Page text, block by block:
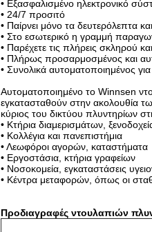
• Εξασφαλισμένο ηλεκτρονικό
• 24/7 προσιτό
• Παίρνει μόνο τα δευτερόλεπτα
• Στο εσωτερικό η γραμμή
• Παρέχετε τις πλήρεις σκληρού
• Πλήρως προσαρμοσμένος και
• Συνολικά αυτοματοποιημένος
Αυτοματοποιημένο το Winnsen
εγκατασταθούν στην ακολουθία
κύριος του δικτύου πλυντηρίων
• Κτήρια διαμερισμάτων,
• Κολλέγια και πανεπιστήμια
•Λεωφόροι αγορών, καταστήματα
• Εργοστάσια, κτήρια γραφείων
• Νοσοκομεία, εγκαταστάσεις
• Κέντρα μεταφορών, όπως οι
Προδιαγραφές ντουλαπιών